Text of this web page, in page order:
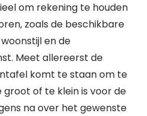
om rekening te houden
zoals de beschikbare
en de
Meet allereerst de
komt te staan om te
of te klein is voor de
na over het gewenste